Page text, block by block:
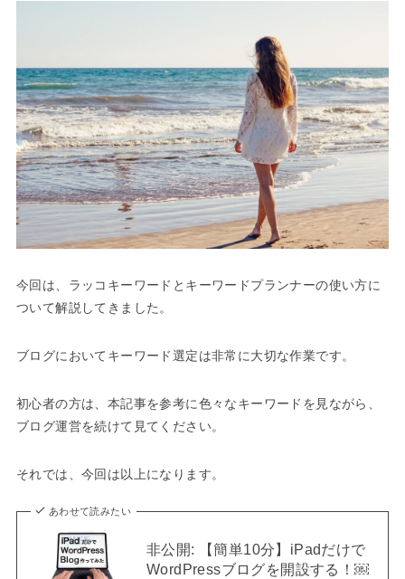
今回は、ラッコキーワードとキーワードプランナーの使い方に
ついて解説してきました。
ブログにおいてキーワード選定は非常に大切な作業です。
初心者の方は、本記事を参考に色々なキーワードを見ながら、
ブログ運営を続けて見てください。
それでは、今回は以上になります。
あわせて読みたい
非公開: 【簡単10分】iPadだけで
WordPressブログを開設する！￼